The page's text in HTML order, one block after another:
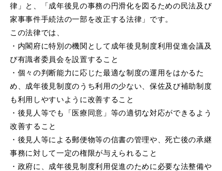
律」と、「成年後見の事務の円滑化を図るための民法及び
家事事件手続法の一部を改正する法律」です。
この法律では、
・内閣府に特別の機関として成年後見制度利用促進会議及
び有識者委員会を設置すること
・個々の判断能力に応じた最適な制度の運用をはかるた
め、成年後見制度のうち利用の少ない、保佐及び補助制度
も利用しやすいように改善すること
・後見人等でも「医療同意」等の適切な対応ができるよう
改善すること
・後見人等による郵便物等の信書の管理や、死亡後の承継
事務に対して一定の権限が与えられること
・政府に、成年後見制度利用促進のために必要な法整備や